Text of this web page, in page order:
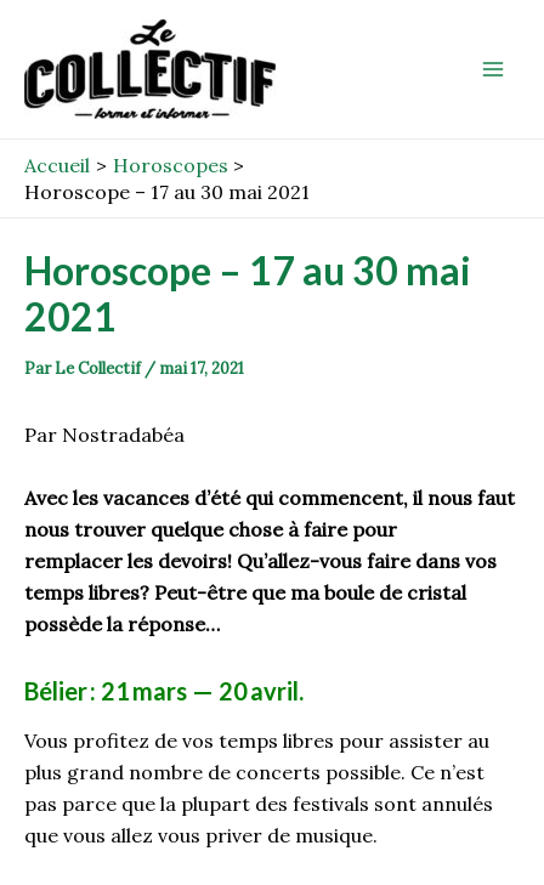
contenu
Accueil
Horoscopes
Horoscope – 17 au 30 mai 2021
Horoscope – 17 au 30 mai
2021
ParLe Collectif / mai 17, 2021
Par Nostradabéa
Avec les vacances d’été qui commencent, il nous faut
nous trouver quelque chose à faire pour
remplacer les devoirs! Qu’allez-vous faire dans vos
temps libres? Peut-être que ma boule de cristal
possède la réponse…
Bélier: 21 mars — 20avril.
Vous profitez de vos temps libres pour assister au
plus grand nombre de concerts possible. Ce n’est
pas parce que la plupart des festivals sont annulés
que vous allez vous priver de musique.
navigation